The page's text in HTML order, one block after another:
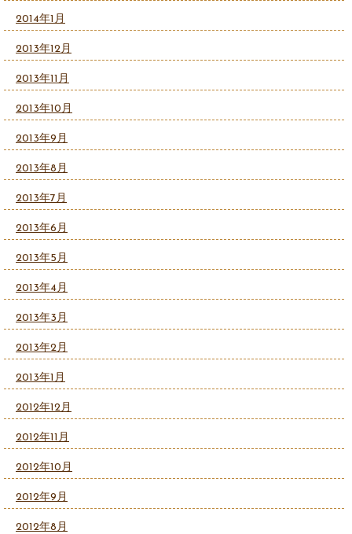
2014年1月
2013年12月
2013年11月
2013年10月
2013年9月
2013年8月
2013年7月
2013年6月
2013年5月
2013年4月
2013年3月
2013年2月
2013年1月
2012年12月
2012年11月
2012年10月
2012年9月
2012年8月